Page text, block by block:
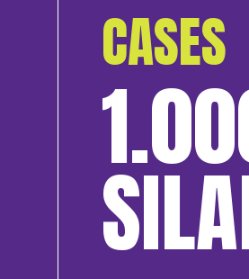
CASES